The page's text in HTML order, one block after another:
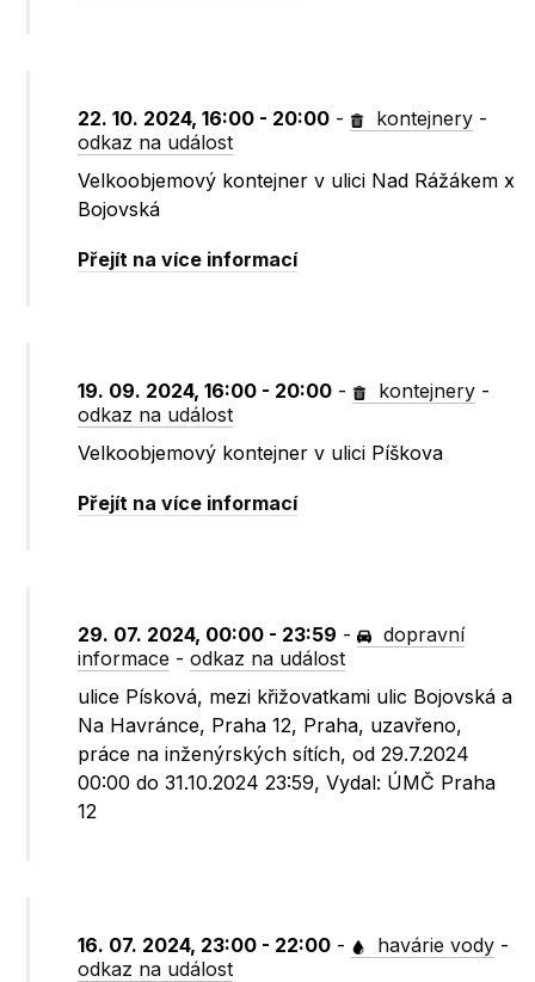
22. 10. 2024, 16:00 - 20:00 - kontejnery -
odkaz na událost
Velkoobjemový kontejner v ulici Nad Rážákem x
Bojovská
Přejít na více informací
19. 09. 2024, 16:00 - 20:00 - kontejnery -
odkaz na událost
Velkoobjemový kontejner v ulici Píškova
Přejít na více informací
29. 07. 2024, 00:00 - 23:59 -
dopravní
informace -odkaz na událost
ulice Písková, mezi křižovatkami ulic Bojovská a
Na Havránce, Praha 12, Praha, uzavřeno,
práce na inženýrských sítích, od 29.7.2024
00:00 do 31.10.2024 23:59, Vydal: ÚMČ Praha
12
16. 07. 2024, 23:00 - 22:00 - havárie vody -
odkaz na událost